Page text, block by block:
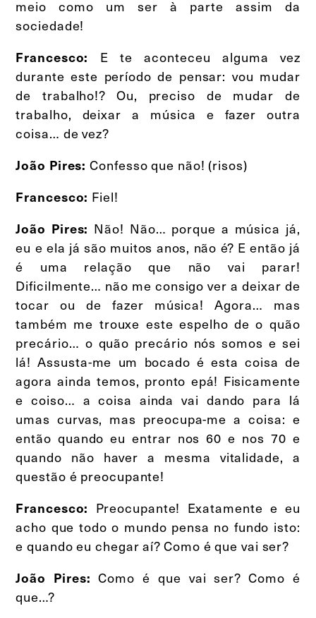
meio como um ser à parte assim da
sociedade!
Francesco:
E te aconteceu alguma vez
durante este período de pensar: vou mudar
de trabalho!? Ou, preciso de mudar de
trabalho, deixar a música e fazer outra
coisa… de vez?
João Pires:Confesso que não! (risos)
Francesco: Fiel!
João Pires: Não! Não… porque a música já,
eu e ela já são muitos anos, não é? E então já
é uma relação que não vai parar!
Dificilmente… não me consigo ver a deixar de
tocar ou de fazer música! Agora… mas
também me trouxe este espelho de o quão
precário… o quão precário nós somos e sei
lá! Assusta-me um bocado é esta coisa de
agora ainda temos, pronto epá! Fisicamente
e coiso… a coisa ainda vai dando para lá
umas curvas, mas preocupa-me a coisa: e
então quando eu entrar nos 60 e nos 70 e
quando não haver a mesma vitalidade, a
questão é preocupante!
Francesco: Preocupante! Exatamente e eu
acho que todo o mundo pensa no fundo isto:
e quando eu chegar aí? Como é que vai ser?
João Pires:Como é que vai ser? Como é
que…?